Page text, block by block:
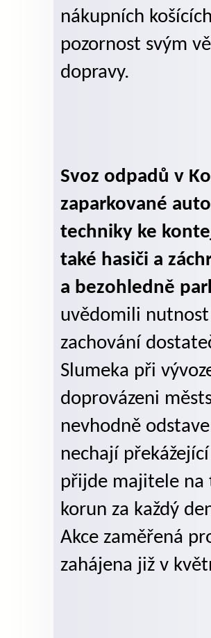
nákupních
pozornost svým
dopravy.
Svoz odpadů v
zaparkované
techniky ke
také hasiči a
a bezohledně
uvědomili
zachování
Slumeka při
doprovázeni
nevhodně
nechají
přijde majitele na
korun za každý
Akce zaměřená
zahájena již v